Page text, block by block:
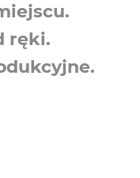
ręki.